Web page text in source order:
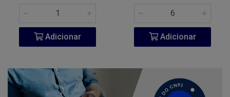
Adicionar Adicionar